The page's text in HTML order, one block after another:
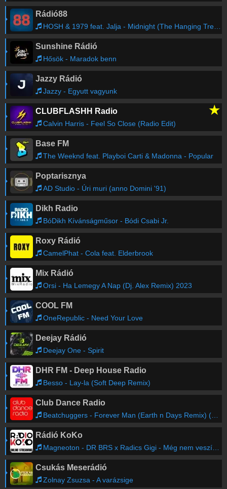
Rádió88
HOSH & 1979 feat. Jalja - Midnight (The Hanging Tree) (MK Remix)
Sunshine Rádió
Hősök - Maradok benn
Jazzy Rádió
Jazzy - Egyutt vagyunk
CLUBFLASHH Radio ★
Calvin Harris - Feel So Close (Radio Edit)
Base FM
The Weeknd feat. Playboi Carti & Madonna - Popular
Poptarisznya
AD Studio - Úri muri (anno Domini '91)
Dikh Radio
BóDikh Kívánságműsor - Bódi Csabi Jr.
Roxy Rádió
CamelPhat - Cola feat. Elderbrook
Mix Rádió
Orsi - Ha Lemegy A Nap (Dj. Alex Remix) 2023
COOL FM
OneRepublic - Need Your Love
Deejay Rádió
Deejay One - Spirit
DHR FM - Deep House Radio
Besso - Lay-la (Soft Deep Remix)
Club Dance Radio
Beatchuggers - Forever Man (Earth n Days Remix) (Radio Edit)
Rádió KoKo
Magneoton - DR BRS x Radics Gigi - Még nem veszíthetek (Jimmy másképp)
Csukás Meserádió
Zolnay Zsuzsa - A varázsige